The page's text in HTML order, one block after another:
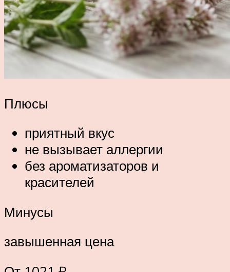
Плюсы
приятный вкус
не вызывает аллергии
без ароматизаторов и
красителей
Минусы
завышенная цена